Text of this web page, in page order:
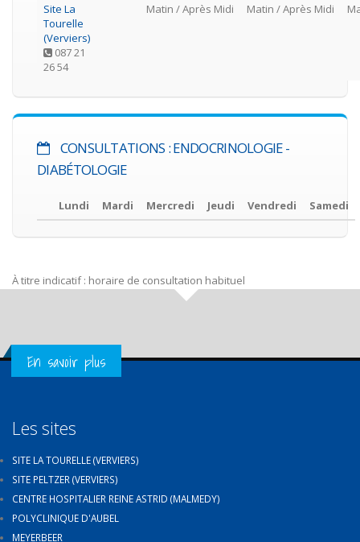
Site La
Tourelle
(Verviers)
087 21
26 54
Matin / Après Midi Matin / Après Midi
CONSULTATIONS : ENDOCRINOLOGIE -
DIABÉTOLOGIE
Lundi Mardi Mercredi Jeudi Vendredi Samedi
À titre indicatif : horaire de consultation habituel
Get in Touch
En savoir plus
Les sites
SITE LA TOURELLE (VERVIERS)
SITE PELTZER (VERVIERS)
CENTRE HOSPITALIER REINE ASTRID (MALMEDY)
POLYCLINIQUE D'AUBEL
MEYERBEER